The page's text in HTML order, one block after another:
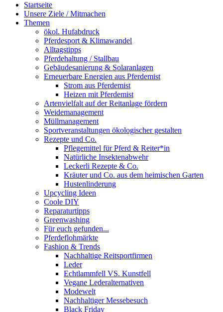
Startseite
Unsere Ziele / Mitmachen
Themen
ökol. Hufabdruck
Pferdesport & Klimawandel
Alltagstipps
Pferdehaltung / Stallbau
Gebäudesanierung & Solaranlagen
Erneuerbare Energien aus Pferdemist
Strom aus Pferdemist
Heizen mit Pferdemist
Artenvielfalt auf der Reitanlage fördern
Weidemanagement
Müllmanagement
Sportveranstaltungen ökologischer gestalten
Rezepte und Co.
Pflegemittel für Pferd & Reiter*in
Natürliche Insektenabwehr
Leckerli Rezepte & Co.
Kräuter und Co. aus dem heimischen Garten
Hustenlinderung
Upcycling Ideen
Coole DIY
Reparaturtipps
Greenwashing
Für euch gefunden...
Pferdeflohmärkte
Fashion & Trends
Nachhaltige Reitsportfirmen
Leder
Echtlammfell VS. Kunstfell
Vegane Lederalternativen
Modewelt
Nachhaltiger Messebesuch
Black Friday